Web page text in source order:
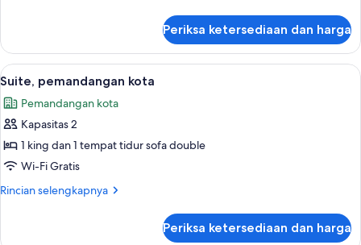
Suite,
pemandangan
kota
Periksa ketersediaan dan harga
Lihat
semua
foto
untuk
Suite,
pemandangan
kota
Seprai premium, tempat tidur Select
5
Suite, pemandangan kota
Pemandangan kota
Kapasitas 2
1 king dan 1 tempat tidur sofa double
Wi-Fi Gratis
Rincian selengkapnya
Rincian
Periksa ketersediaan dan harga